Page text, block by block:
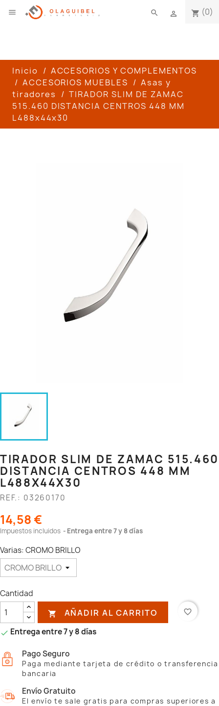
 shopping_cart (0)

search
Inicio
ACCESORIOS Y COMPLEMENTOS
ACCESORIOS MUEBLES
Asas y
tiradores
TIRADOR SLIM DE ZAMAC
515.460 DISTANCIA CENTROS 448 MM
L488x44x30
TIRADOR SLIM DE ZAMAC 515.460
DISTANCIA CENTROS 448 MM
L488X44X30
REF.: 03260170
14,58 €
Impuestos incluidos Entrega entre 7 y 8 días
Varias: CROMO BRILLO
Cantidad
 AÑADIR AL CARRITO favorite_border
 Entrega entre 7 y 8 días
Pago Seguro
Paga mediante tarjeta de crédito o transferencia
bancaria
Envío Gratuito
El envío te sale gratis para compras superiores a